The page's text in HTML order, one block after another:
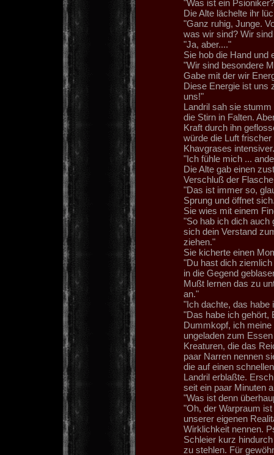
"Was ist ein
Die Alte lächelte ihr
"Ganz ruhig, Junge.
was wir sind? Wir
"Ja, aber...."
Sie hob die Hand und
"Wir sind besondere
Gabe mit der wir
Diese Energie ist uns
uns!"
Landril sah sie
die Stirn in Falten.
Kraft durch ihn
würde die Luft
Khavgrases
"Ich fühle mich ...
Die Alte gab einen
Verschluß der
"Das ist immer so,
Sprung und öffnet
Sie wies mit einem
"So hab ich dich auch
sich dein Verstand
ziehen."
Sie kicherte einen
"Du hast dich
in die Gegend
Mußt lernen das zu
an."
"Ich dachte, das habe
"Das habe ich gehört,
Dummkopf, ich meine
ungeladen zum
Kreaturen, die das
paar Narren nennen
die auf einen
Landril erblaßte.
seit ein paar Minuten
"Was ist denn
"Oh, der Warpraum
unserer eigenen
Wirklichkeit nennen.
Schleier kurz
zu stehlen. Für